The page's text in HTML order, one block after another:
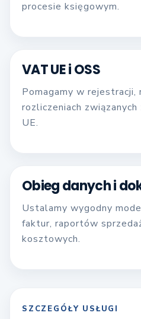
procesie księgowym.
VAT UE i OSS
Pomagamy w rejestracji,
rozliczeniach związanych
UE.
Obieg danych i
Ustalamy wygodny
faktur, raportów
kosztowych.
SZCZEGÓŁY USŁUGI